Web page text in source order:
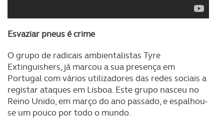
Esvaziar pneus é crime
O grupo de radicais ambientalistas Tyre
Extinguishers, já marcou a sua presença em
Portugalcom vários utilizadores das redes sociais a
registar ataques em Lisboa. Estegrupo nasceu no
Reino Unido, em março do ano passado, e espalhou-
se um pouco por todo o mundo.